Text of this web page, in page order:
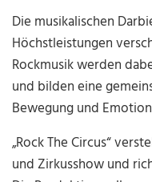
Die musikalischen
Höchstleistungen
Rockmusik werden
und bilden eine
Bewegung und
„Rock The Circus“
und Zirkusshow und